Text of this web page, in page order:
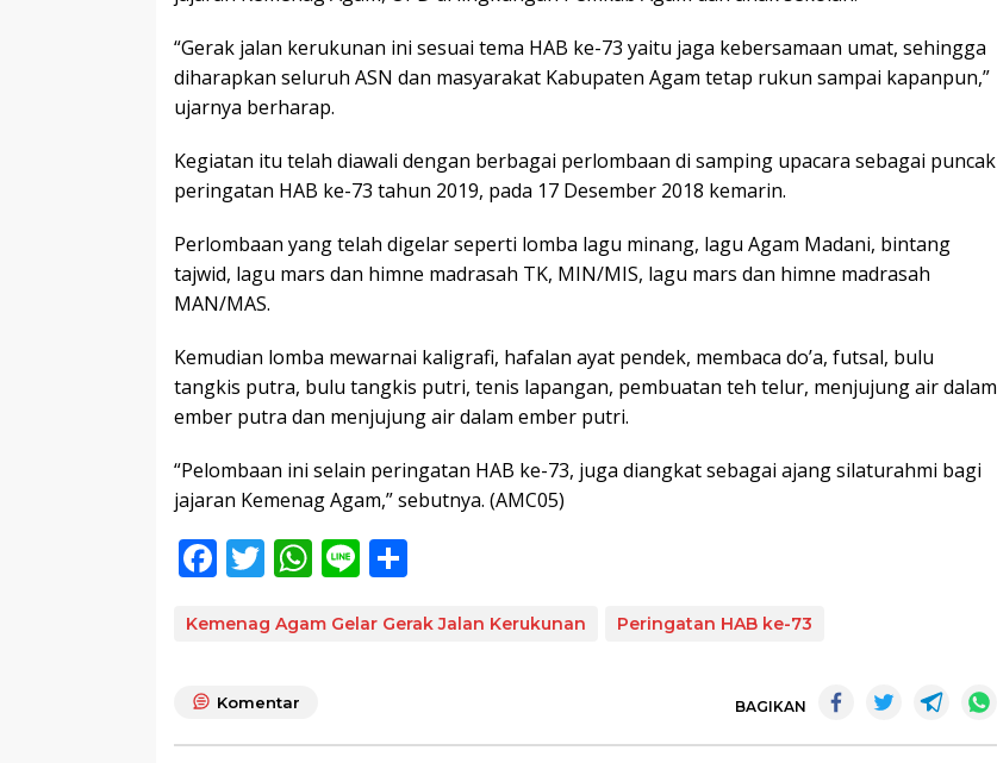
“Gerak jalan kerukunan ini sesuai tema HAB ke-73 yaitu jaga kebersamaan umat, sehingga
diharapkan seluruh ASN dan masyarakat Kabupaten Agam tetap rukun sampai kapanpun,”
ujarnya berharap.
Kegiatan itu telah diawali dengan berbagai perlombaan di samping upacara sebagai puncak
peringatan HAB ke-73 tahun 2019, pada 17 Desember 2018 kemarin.
Perlombaan yang telah digelar seperti lomba lagu minang, lagu Agam Madani, bintang
tajwid, lagu mars dan himne madrasah TK, MIN/MIS, lagu mars dan himne madrasah
MAN/MAS.
Kemudian lomba mewarnai kaligrafi, hafalan ayat pendek, membaca do’a, futsal, bulu
tangkis putra, bulu tangkis putri, tenis lapangan, pembuatan teh telur, menjujung air dalam
ember putra dan menjujung air dalam ember putri.
“Pelombaan ini selain peringatan HAB ke-73, juga diangkat sebagai ajang silaturahmi bagi
jajaran Kemenag Agam,” sebutnya. (AMC05)
F
e
o
o
T
itt
W
at
p
Li
e ar
Kemenag Agam Gelar Gerak Jalan Kerukunan Peringatan HAB ke-73
Komentar BAGIKAN